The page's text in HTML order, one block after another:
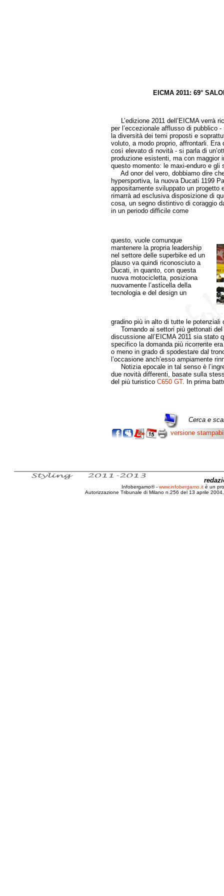
EICMA 2011: 69°
L’edizione 2011 dell’EICMA verrà
per l’eccezionale afflusso di pubblico
la diversità dei temi proposti e
voluto, a modo proprio, affrontarli.
così elevato di novità - si parla di
produzione esistenti, ma con maggior
questo momento: le maxi-enduro e gli
Ad onor del vero, dobbiamo dire
hypersportiva, la nuova Ducati 1199
appositamente sviluppato un progetto
rimarrà ad esclusiva disposizione di
cosa, un segno distintivo di coraggio
in un periodo difficile come
questo, vuole comunque
mantenere la propria leadership
nel settore delle superbike ed un
plauso va quindi riconosciuto a
Ducati, in quanto, con questa
nuova motocicletta, posiziona
nuovamente l’asticella della
tecnologia e del design un
gradino più in alto di tutte le potenziali
Tornando ai settori più gettonati del
discussione all’EICMA 2011 sia stato
specifico la domanda più ricorrente
o meno in grado di spodestare dal
l’occasione anch’esso ampiamente
Notizia epocale in tal senso è
due novità differenti, basate sulla
del più turistico C650 GT. In prima
Cerca e
versione
Infobergamo® - www.infobergamo.it è un
Autorizzazione Tribunale di Milano n.256 del 13 aprile